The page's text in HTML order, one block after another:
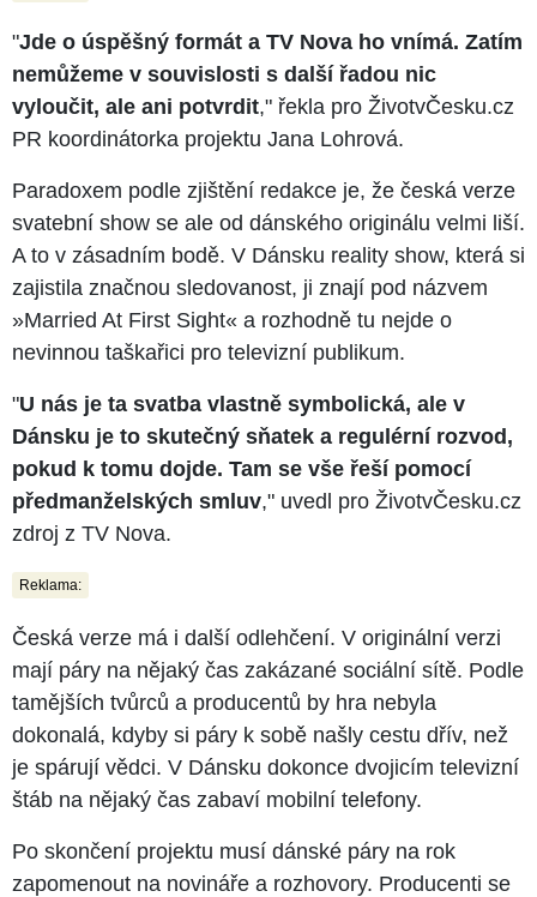
"Jde o úspěšný formát a TV Nova ho vnímá. Zatím
nemůžeme v souvislosti s další řadou nic
vyloučit, ale ani potvrdit," řekla pro ŽivotvČesku.cz
PR koordinátorka projektu Jana Lohrová.
Paradoxem podle zjištění redakce je, že česká verze
svatební show se ale od dánského originálu velmi liší.
A to v zásadním bodě. V Dánsku reality show, která si
zajistila značnou sledovanost, ji znají pod názvem
»Married At First Sight« a rozhodně tu nejde o
nevinnou taškařici pro televizní publikum.
"U nás je ta svatba vlastně symbolická, ale v
Dánsku je to skutečný sňatek a regulérní rozvod,
pokud k tomu dojde. Tam se vše řeší pomocí
předmanželských smluv," uvedl pro ŽivotvČesku.cz
zdroj z TV Nova.
Reklama:
Česká verze má i další odlehčení. V originální verzi
mají páry na nějaký čas zakázané sociální sítě. Podle
tamějších tvůrců a producentů by hra nebyla
dokonalá, kdyby si páry k sobě našly cestu dřív, než
je spárují vědci. V Dánsku dokonce dvojicím televizní
štáb na nějaký čas zabaví mobilní telefony.
Po skončení projektu musí dánské páry na rok
zapomenout na novináře a rozhovory. Producenti se